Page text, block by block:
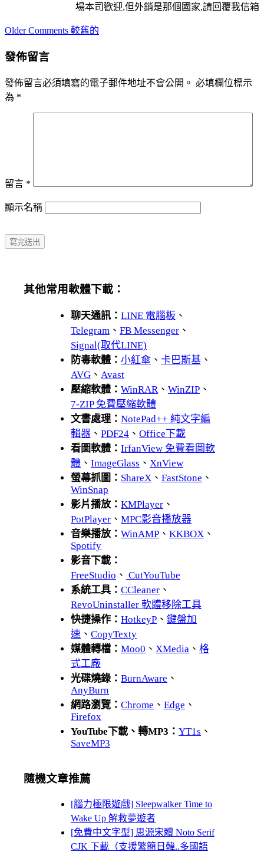
場本司歡迎,但外銷是那個國家,請回覆我信箱
Comment
Older Comments 較舊的
發佈留言
發佈留言必須填寫的電子郵件地址不會公開。 必填欄位標示
為 *
留言 *
顯示名稱
其他常用軟體下載：
聊天通訊： LINE 電腦板 、
Telegram 、 FB Messenger 、
Signal(取代LINE)
防毒軟體： 小紅傘 、 卡巴斯基 、
AVG 、 Avast
壓縮軟體： WinRAR、 WinZIP 、
7-ZIP 免費壓縮軟體
文書處理： NotePad++ 純文字編
輯器 、 PDF24 、 Office下載
看圖軟體： IrfanView 免費看圖軟
體 、 ImageGlass 、 XnView
螢幕抓圖： ShareX 、 FastStone 、
WinSnap
影片播放： KMPlayer 、
PotPlayer 、 MPC影音播放器
音樂播放： WinAMP 、 KKBOX 、
Spotify
影音下載：
FreeStudio 、 CutYouTube
系統工具： CCleaner 、
RevoUninstaller 軟體移除工具
快捷操作： HotkeyP 、 鍵盤加
速 、 CopyTexty
媒體轉檔： Moo0 、 XMedia 、 格
式工廠
光碟燒錄： BurnAware 、
AnyBurn
網路瀏覽： Chrome 、 Edge 、
Firefox
YouTube下載、轉MP3： YT1s 、
SaveMP3
隨機文章推薦
[腦力極限遊戲] Sleepwalker Time to
Wake Up 解救夢遊者
[免費中文字型] 思源宋體 Noto Serif
CJK 下載（支援繁簡日韓..多國語